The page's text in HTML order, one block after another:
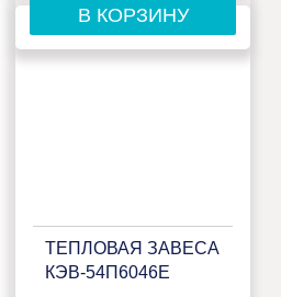
В КОРЗИНУ
ТЕПЛОВАЯ ЗАВЕСА
КЭВ-54П6046Е